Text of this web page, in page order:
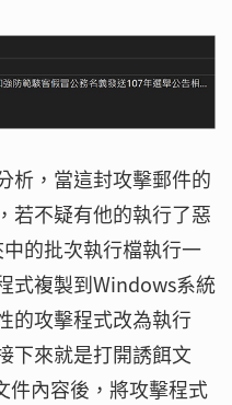
析，當這封攻擊郵件的
若不疑有他的執行了惡
的批次執行檔執行一
式複製到Windows系統
的攻擊程式改為執行
下來就是打開誘餌文
件內容後，將攻擊程式